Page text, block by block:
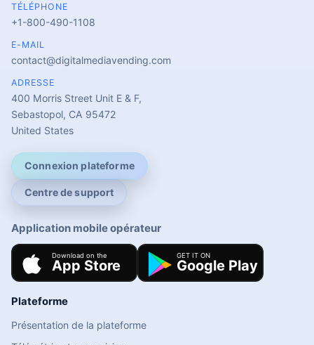
TÉLÉPHONE
+1-800-490-1108
E-MAIL
contact@digitalmediavending.com
ADRESSE
400 Morris Street Unit E & F,
Sebastopol, CA 95472
United States
Connexion plateforme
Centre de support
Application mobile opérateur
Plateforme
Présentation de la plateforme